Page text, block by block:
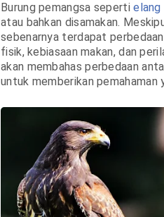
Burung pemangsa sepertielang
atau bahkan disamakan.
sebenarnya terdapat
fisik, kebiasaan makan, dan
akan membahas perbedaan
untuk memberikan pemahaman